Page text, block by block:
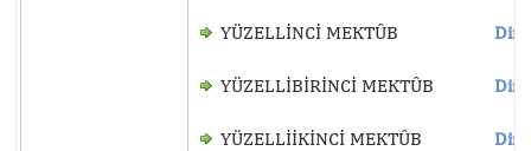
YÜZELLİNCİ MEKTÛB
YÜZELLİBİRİNCİ MEKTÛB
YÜZELLİİKİNCİ MEKTÛB